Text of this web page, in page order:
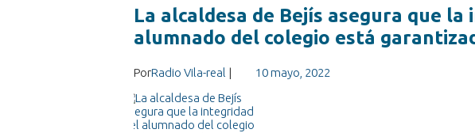
La alcaldesa de Bejís asegura que
alumnado del colegio está
PorRadio Vila-real | 10 mayo, 2022